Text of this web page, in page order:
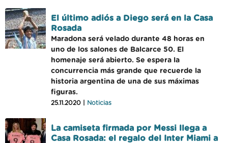
El último adiós a Diego será en la Casa
Rosada
Maradona será velado durante 48 horas en
uno de los salones de Balcarce 50. El
homenaje será abierto. Se espera la
concurrencia más grande que recuerde la
historia argentina de una de sus máximas
figuras.
25.11.2020 | Noticias
La camiseta firmada por Messi llega a
Casa Rosada: el regalo del Inter Miami a